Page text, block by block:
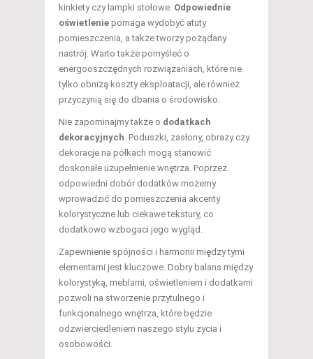
kinkiety czy lampki stołowe. Odpowiednie
oświetlenie pomaga wydobyć atuty
pomieszczenia, a także tworzy pożądany
nastrój. Warto także pomyśleć o
energooszczędnych rozwiązaniach, które nie
tylko obniżą koszty eksploatacji, ale również
przyczynią się do dbania o środowisko.
Nie zapominajmy także o dodatkach
dekoracyjnych. Poduszki, zasłony, obrazy czy
dekoracje na półkach mogą stanowić
doskonałe uzupełnienie wnętrza. Poprzez
odpowiedni dobór dodatków możemy
wprowadzić do pomieszczenia akcenty
kolorystyczne lub ciekawe tekstury, co
dodatkowo wzbogaci jego wygląd.
Zapewnienie spójności i harmonii między tymi
elementami jest kluczowe. Dobry balans między
kolorystyką, meblami, oświetleniem i dodatkami
pozwoli na stworzenie przytulnego i
funkcjonalnego wnętrza, które będzie
odzwierciedleniem naszego stylu życia i
osobowości.